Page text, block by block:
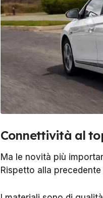
Connettività al
Ma le novità più
Rispetto alla